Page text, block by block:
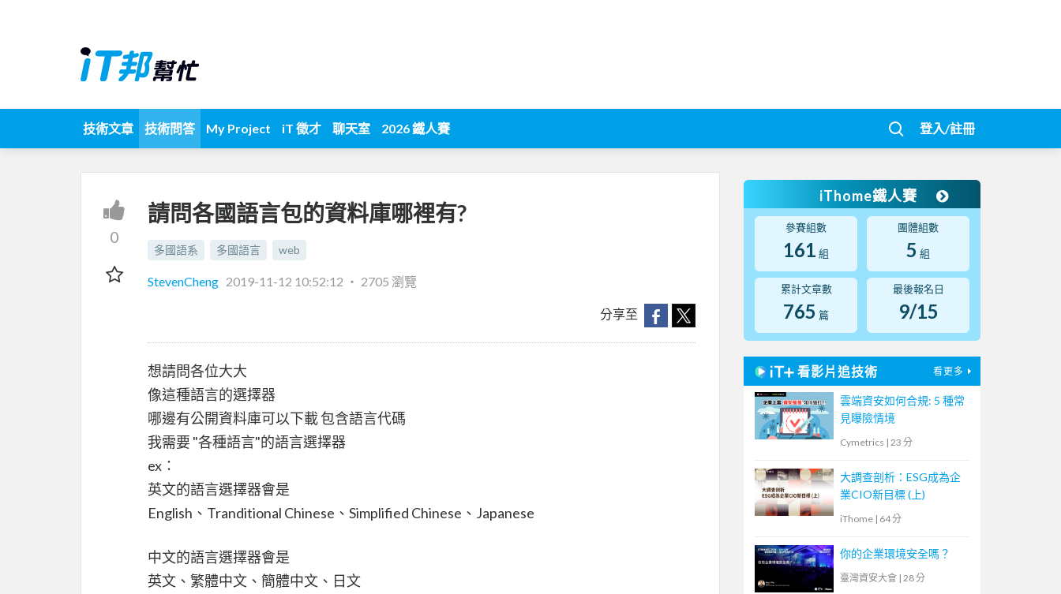
技術文章 技術問答 My Project iT 徵才 聊天室 2026 鐵人賽 登入/註冊
0
請問各國語言包的資料庫哪裡有?
多國語系 多國語言 web
StevenCheng 2019-11-12 10:52:12 ‧ 2705 瀏覽
分享至
想請問各位大大
像這種語言的選擇器
哪邊有公開資料庫可以下載 包含語言代碼
我需要 "各種語言"的語言選擇器
ex：
英文的語言選擇器會是
English、Tranditional Chinese、Simplified Chinese、Japanese
中文的語言選擇器會是
英文、繁體中文、簡體中文、日文
iThome鐵人賽
參賽組數
161 組
團體組數
5 組
累計文章數
765 篇
最後報名日
9/15
看影片追技術 看更多
雲端資安如何合規: 5 種常
見曝險情境
Cymetrics | 23 分
大調查剖析：ESG成為企
業CIO新目標 (上)
iThome | 64 分
你的企業環境安全嗎？
臺灣資安大會 | 28 分